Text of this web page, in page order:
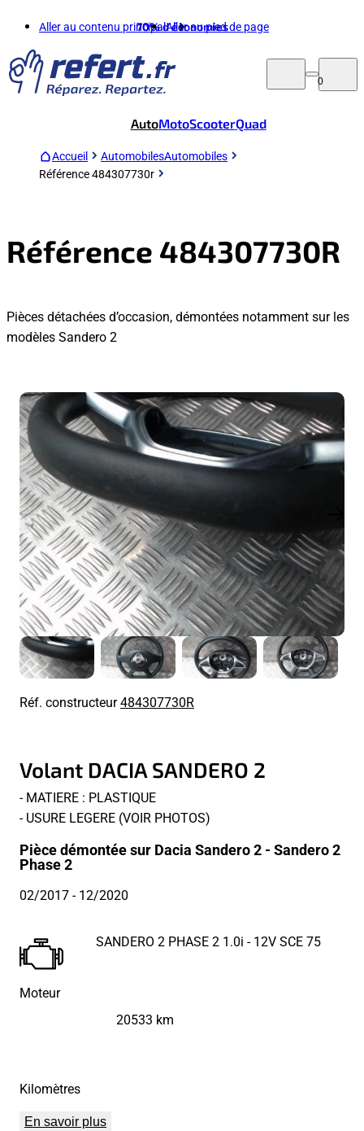
Aller au contenu principalAller au pied de page
70%d'économies
0
AutoMotoScooterQuad
Accueil AutomobilesAutomobiles
Référence 484307730r
Référence 484307730R
Pièces détachées d’occasion, démontées notamment sur les
modèles Sandero 2
Réf. constructeur484307730R
Volant DACIA SANDERO 2
- MATIERE : PLASTIQUE
- USURE LEGERE (VOIR PHOTOS)
Pièce démontée sur Dacia Sandero 2 - Sandero 2
Phase 2
02/2017- 12/2020
Moteur
SANDERO 2 PHASE 2 1.0i - 12V SCE 75
Kilomètres
20533 km
En savoir plus